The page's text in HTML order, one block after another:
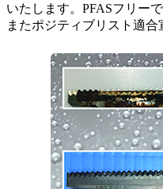
いたします。PFASフリー
またポジティブリスト適合